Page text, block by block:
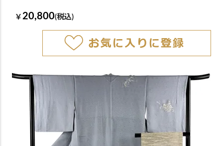
￥ 20,800(税込)